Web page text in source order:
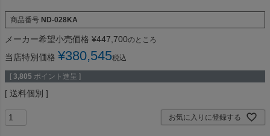
商品番号 ND-028KA
メーカー希望小売価格 ¥447,700のところ
当店特別価格 ¥380,545税込
[ 3,805 ポイント進呈 ]
送料個別
お気に入りに登録する